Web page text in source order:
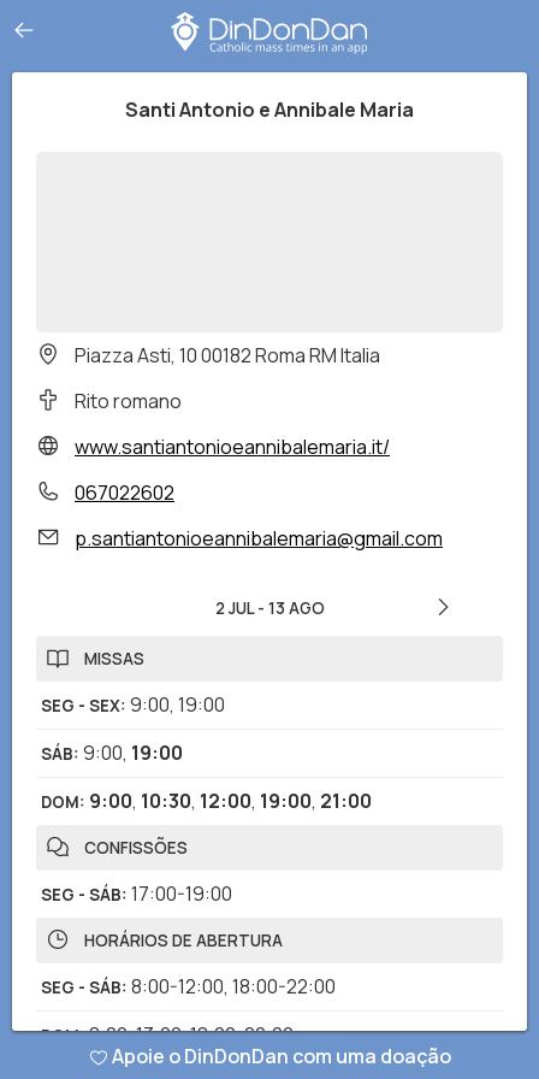
Santi Antonio e Annibale Maria
Piazza Asti, 10 00182 Roma RM Italia
Rito romano
www.santiantonioeannibalemaria.it/
067022602
p.santiantonioeannibalemaria@gmail.com
2 JUL- 13 AGO
MISSAS
SEG - SEX: 9:00, 19:00
SÁB: 9:00, 19:00
DOM: 9:00, 10:30, 12:00, 19:00, 21:00
CONFISSÕES
SEG - SÁB: 17:00-19:00
HORÁRIOS DE ABERTURA
SEG - SÁB: 8:00-12:00, 18:00-22:00
DOM:8:00-13:00,18:00-22:00
Apoie o DinDonDan com uma doação